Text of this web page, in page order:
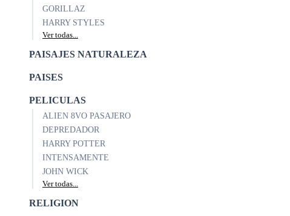
GORILLAZ
HARRY STYLES
Ver todas...
PAISAJES NATURALEZA
PAISES
PELICULAS
ALIEN 8VO PASAJERO
DEPREDADOR
HARRY POTTER
INTENSAMENTE
JOHN WICK
Ver todas...
RELIGION